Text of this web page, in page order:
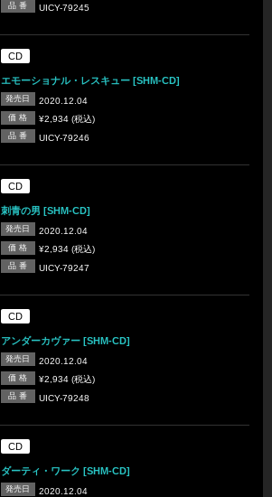
品 番 UICY-79245
CD
エモーショナル・レスキュー [SHM-CD]
発売日 2020.12.04
価 格 ¥2,934 (税込)
品 番 UICY-79246
CD
刺青の男 [SHM-CD]
発売日 2020.12.04
価 格 ¥2,934 (税込)
品 番 UICY-79247
CD
アンダーカヴァー [SHM-CD]
発売日 2020.12.04
価 格 ¥2,934 (税込)
品 番 UICY-79248
CD
ダーティ・ワーク [SHM-CD]
発売日 2020.12.04